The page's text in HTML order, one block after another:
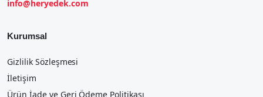
info@heryedek.com
Kurumsal
Gizlilik Sözleşmesi
İletişim
Ürün İade ve Geri Ödeme Politikası